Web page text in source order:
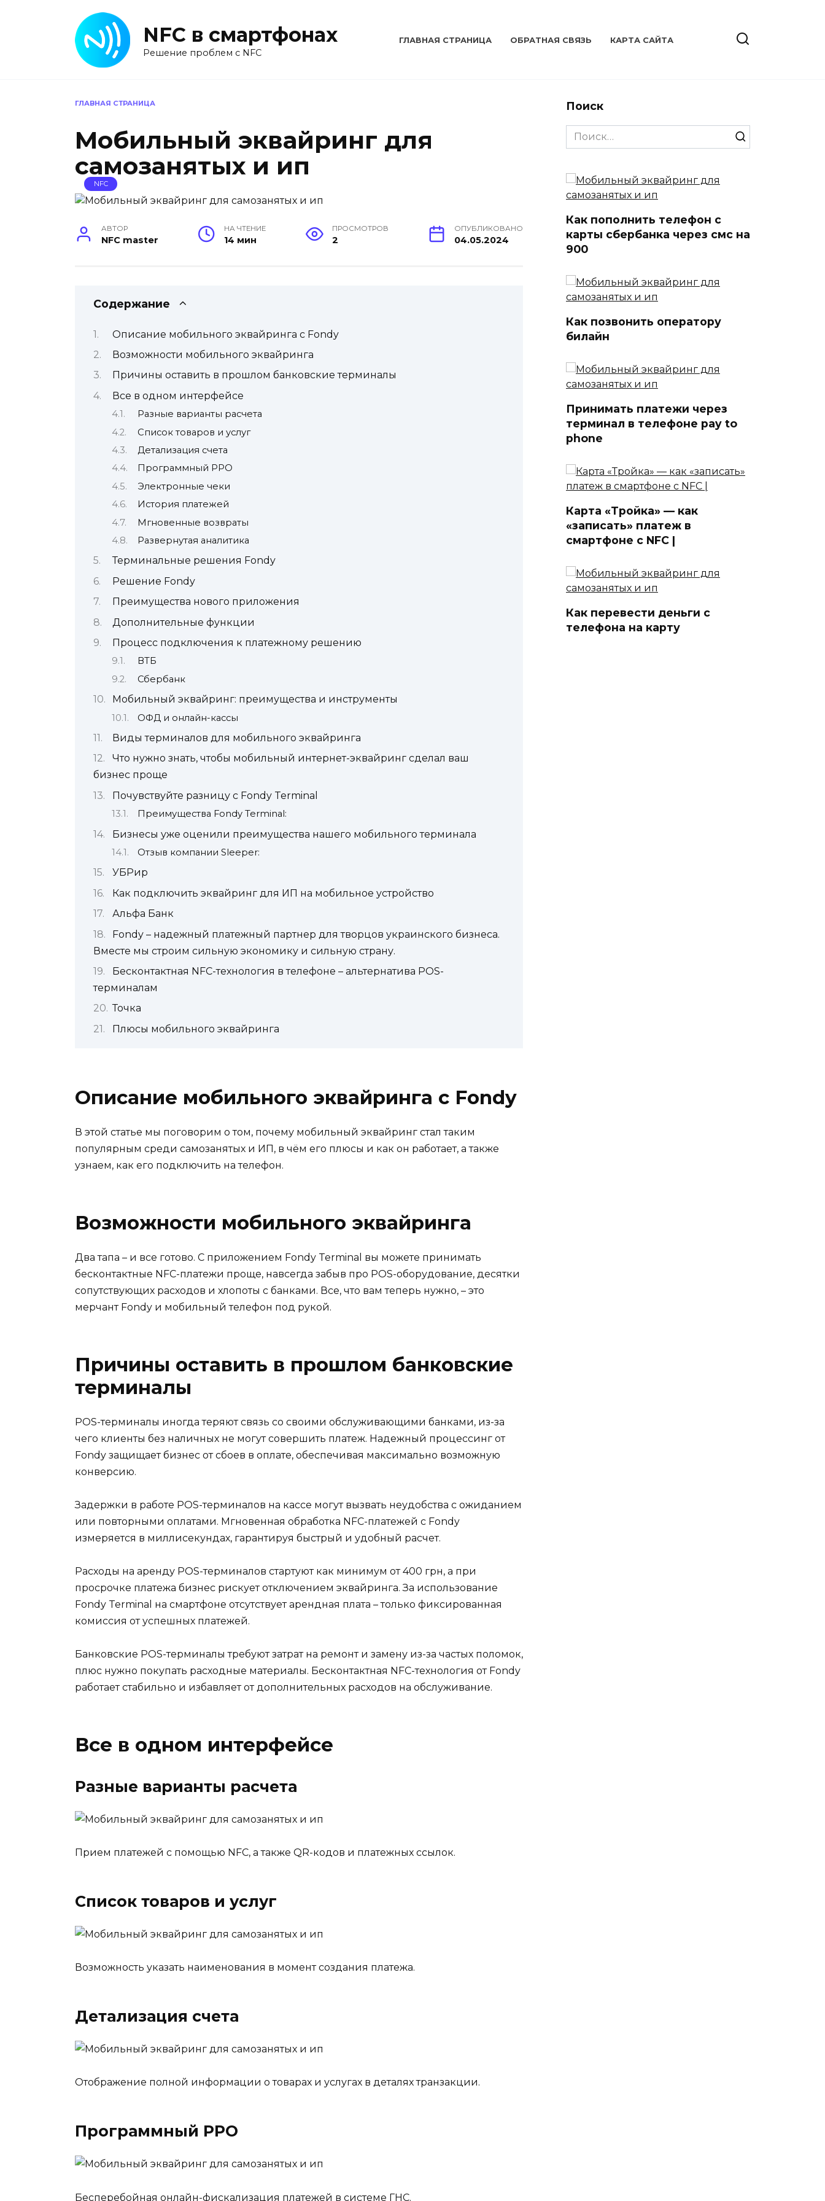
NFC в смартфонах
Решение проблем с NFC
ГЛАВНАЯ СТРАНИЦА ОБРАТНАЯ СВЯЗЬ КАРТА САЙТА
ГЛАВНАЯ СТРАНИЦА
Мобильный эквайринг для
самозанятых и ип
NFC
АВТОР
NFC master
НА ЧТЕНИЕ
14 мин
ПРОСМОТРОВ
2
ОПУБЛИКОВАНО
04.05.2024
Содержание
Описание мобильного эквайринга с Fondy
Возможности мобильного эквайринга
Причины оставить в прошлом банковские терминалы
Все в одном интерфейсе
Разные варианты расчета
Список товаров и услуг
Детализация счета
Программный РРО
Электронные чеки
История платежей
Мгновенные возвраты
Развернутая аналитика
Терминальные решения Fondy
Решение Fondy
Преимущества нового приложения
Дополнительные функции
Процесс подключения к платежному решению
ВТБ
Сбербанк
Мобильный эквайринг: преимущества и инструменты
ОФД и онлайн-кассы
Виды терминалов для мобильного эквайринга
Что нужно знать, чтобы мобильный интернет-эквайринг сделал ваш
бизнес проще
Почувствуйте разницу с Fondy Terminal
Преимущества Fondy Terminal:
Бизнесы уже оценили преимущества нашего мобильного терминала
Отзыв компании Sleeper:
УБРир
Как подключить эквайринг для ИП на мобильное устройство
Альфа Банк
Fondy – надежный платежный партнер для творцов украинского бизнеса.
Вместе мы строим сильную экономику и сильную страну.
Бесконтактная NFC-технология в телефоне – альтернатива POS-
терминалам
Точка
Плюсы мобильного эквайринга
Описание мобильного эквайринга с Fondy
В этой статье мы поговорим о том, почему мобильный эквайринг стал таким
популярным среди самозанятых и ИП, в чём его плюсы и как он работает, а также
узнаем, как его подключить на телефон.
Возможности мобильного эквайринга
Два тапа – и все готово. С приложением Fondy Terminal вы можете принимать
бесконтактные NFC-платежи проще, навсегда забыв про POS-оборудование, десятки
сопутствующих расходов и хлопоты с банками. Все, что вам теперь нужно, – это
мерчант Fondy и мобильный телефон под рукой.
Причины оставить в прошлом банковские
терминалы
POS-терминалы иногда теряют связь со своими обслуживающими банками, из-за
чего клиенты без наличных не могут совершить платеж. Надежный процессинг от
Fondy защищает бизнес от сбоев в оплате, обеспечивая максимально возможную
конверсию.
Задержки в работе POS-терминалов на кассе могут вызвать неудобства с ожиданием
или повторными оплатами. Мгновенная обработка NFC-платежей с Fondy
измеряется в миллисекундах, гарантируя быстрый и удобный расчет.
Расходы на аренду POS-терминалов стартуют как минимум от 400 грн, а при
просрочке платежа бизнес рискует отключением эквайринга. За использование
Fondy Terminal на смартфоне отсутствует арендная плата – только фиксированная
комиссия от успешных платежей.
Банковские POS-терминалы требуют затрат на ремонт и замену из-за частых поломок,
плюс нужно покупать расходные материалы. Бесконтактная NFC-технология от Fondy
работает стабильно и избавляет от дополнительных расходов на обслуживание.
Все в одном интерфейсе
Разные варианты расчета
Прием платежей с помощью NFC, а также QR-кодов и платежных ссылок.
Список товаров и услуг
Возможность указать наименования в момент создания платежа.
Детализация счета
Отображение полной информации о товарах и услугах в деталях транзакции.
Программный РРО
Бесперебойная онлайн-фискализация платежей в системе ГНС.
Поиск
Search
for:
Как пополнить телефон с
карты сбербанка через смс на
900
Как позвонить оператору
билайн
Принимать платежи через
терминал в телефоне pay to
phone
Карта «Тройка» — как
«записать» платеж в
смартфоне с NFC |
Как перевести деньги с
телефона на карту